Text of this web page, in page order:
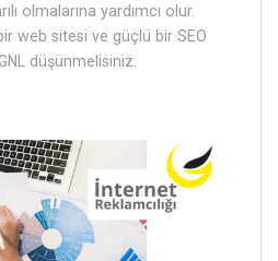
olmalarına yardımcı olur.
web sitesi ve güçlü bir SEO
düşünmelisiniz.